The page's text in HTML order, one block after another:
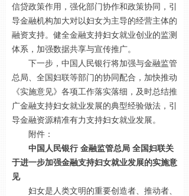
信贷政策作用，强化部门协作和政策协同，引
导金融机构加大对以妇女为主导的经营主体的
融资支持。健全金融支持妇女就业创业的监测
体系，加强数据共享与宣传推广。
下一步，中国人民银行将加强与金融监管
总局、全国妇联等部门的协同配合，加快推动
《实施意见》各项工作落实落细，及时总结推
广金融支持妇女就业发展的典型经验做法，引
导金融资源精准有力支持妇女就业发展。
附件：
中国人民银行 金融监管总局 全国妇联关
于进一步加强金融支持妇女就业发展的实施意
见
妇女是人类文明的重要创造者、推动者、